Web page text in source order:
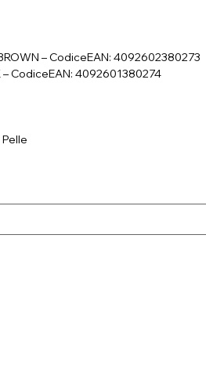
– CodiceEAN: 4092602380273
CodiceEAN: 4092601380274